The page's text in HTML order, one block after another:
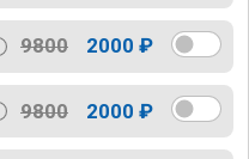
9800 2000 ₽
9800 2000 ₽